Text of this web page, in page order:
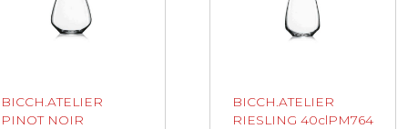
BICCH.ATELIER
PINOT NOIR
BICCH.ATELIER
RIESLING 40clPM764